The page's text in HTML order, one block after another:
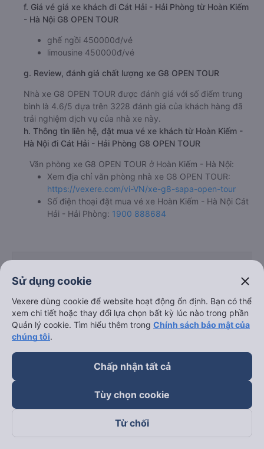
f. Giá vé giá xe khách đi Cát Hải - Hải Phòng từ Hoàn Kiếm
- Hà Nội G8 OPEN TOUR
ghế ngồi 450000đ/vé
limousine 450000đ/vé
g. Review, đánh giá chất lượng xe G8 OPEN TOUR
Nhà xe G8 OPEN TOUR được đánh giá với số điểm trung
bình là 4.6/5 dựa trên 3228 đánh giá của khách hàng đã
trải nghiệm dịch vụ của nhà xe này.
h. Thông tin liên hệ, đặt mua vé xe khách từ Hoàn Kiếm -
Hà Nội đi Cát Hải - Hải Phòng G8 OPEN TOUR
Văn phòng xe G8 OPEN TOUR ở Hoàn Kiếm - Hà Nội:
Xem địa chỉ văn phòng nhà xe G8 OPEN TOUR:
https://vexere.com/vi-VN/xe-g8-sapa-open-tour
Số điện thoại đặt mua vé xe Hoàn Kiếm - Hà Nội Cát
Hải - Hải Phòng: 1900 888684
Bảng tổng hợp thông
Giờ
Sử dụng cookie close
Vexere dùng cookie để website hoạt động ổn định. Bạn có thể
xem chi tiết hoặc thay đổi lựa chọn bất kỳ lúc nào trong phần
Quản lý cookie. Tìm hiểu thêm trong Chính sách bảo mật của
chúng tôi.
Chấp nhận tất cả
Tùy chọn cookie
Từ chối